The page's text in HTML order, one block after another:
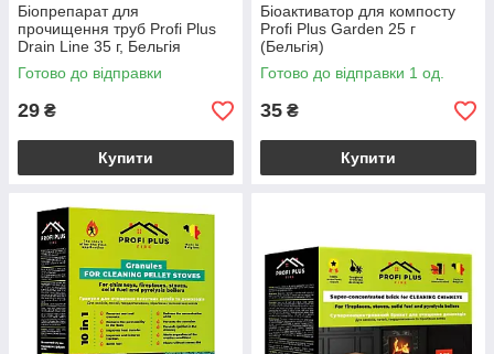
Біопрепарат для
прочищення труб Profi Plus
Drain Line 35 г, Бельгія
Готово до відправки
29 ₴
Купити
Біоактиватор для компосту
Profi Plus Garden 25 г
(Бельгія)
Готово до відправки 1 од.
35 ₴
Купити